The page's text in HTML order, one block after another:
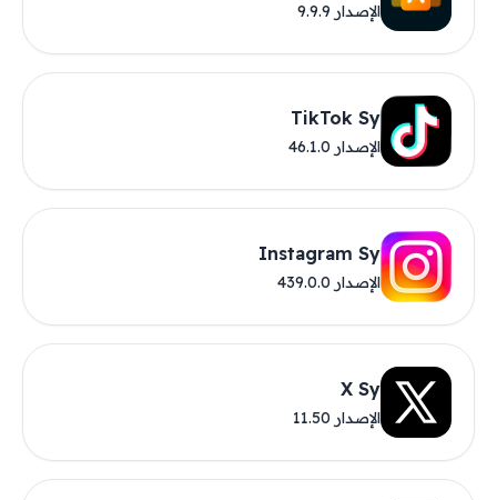
الإصدار 9.9.9
TikTok Sy
الإصدار 46.1.0
Instagram Sy
الإصدار 439.0.0
X Sy
الإصدار 11.50